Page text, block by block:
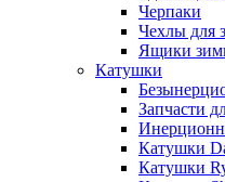
Черпаки
Чехлы для
Ящики
Катушки
Запчасти
Катушки
Катушки